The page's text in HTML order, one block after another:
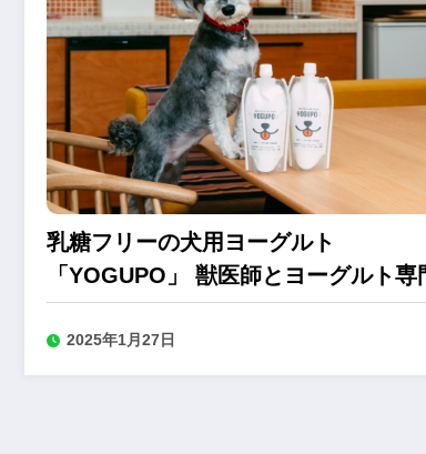
乳糖フリーの犬用ヨーグルト
「YOGUPO」 獣医師とヨーグルト専
による共同開発
2025年1月27日